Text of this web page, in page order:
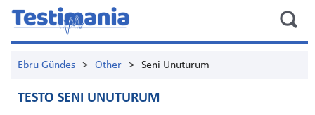
Ebru Gündes > Other > Seni Unuturum
TESTO SENI UNUTURUM